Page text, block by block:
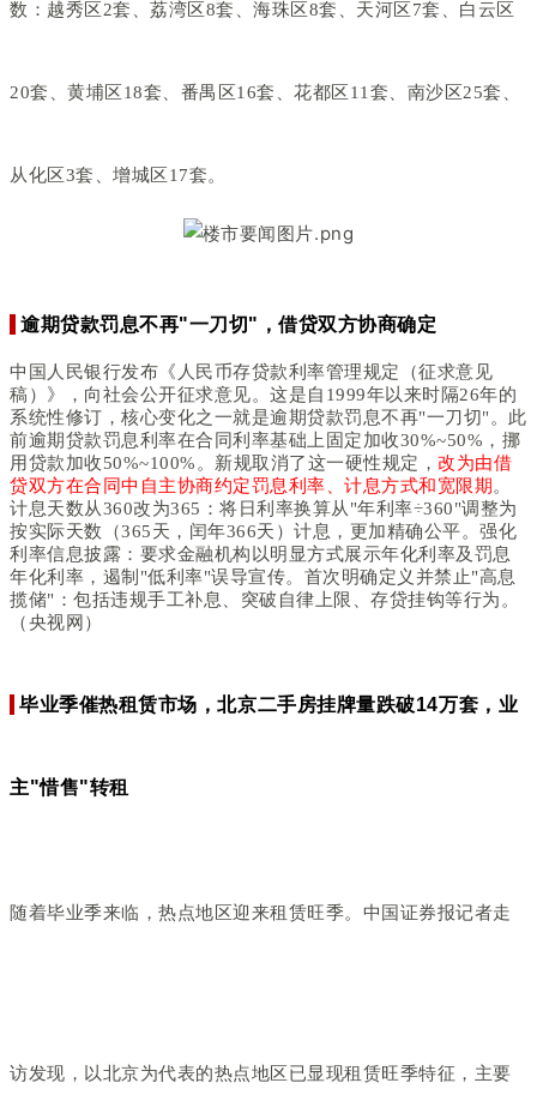
数：越秀区2套、荔湾区8套、海珠区8套、天河区7套、白云区
20套、黄埔区18套、番禺区16套、花都区11套、南沙区25套、
从化区3套、增城区17套。
逾期贷款罚息不再"一刀切"，借贷双方协商确定
中国人民银行发布《人民币存贷款利率管理规定（征求意见
稿）》，向社会公开征求意见。这是自1999年以来时隔26年的
系统性修订，核心变化之一就是逾期贷款罚息不再"一刀切"。此
前逾期贷款罚息利率在合同利率基础上固定加收30%~50%，挪
用贷款加收50%~100%。新规取消了这一硬性规定， 改为由借
贷双方在合同中自主协商约定罚息利率、计息方式和宽限期 。
计息天数从360改为365：将日利率换算从"年利率÷360"调整为
按实际天数（365天，闰年366天）计息，更加精确公平。强化
利率信息披露：要求金融机构以明显方式展示年化利率及罚息
年化利率，遏制"低利率"误导宣传。首次明确定义并禁止"高息
揽储"：包括违规手工补息、突破自律上限、存贷挂钩等行为。
（央视网）
毕业季催热租赁市场，北京二手房挂牌量跌破14万套，业
主"惜售"转租
随着毕业季来临，热点地区迎来租赁旺季。中国证券报记者走
访发现，以北京为代表的热点地区已显现租赁旺季特征，主要